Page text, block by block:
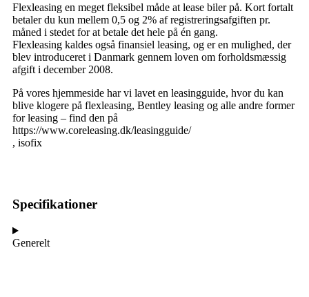
Flexleasing en meget fleksibel måde at lease biler på. Kort fortalt
betaler du kun mellem 0,5 og 2% af registreringsafgiften pr.
måned i stedet for at betale det hele på én gang.
Flexleasing kaldes også finansiel leasing, og er en mulighed, der
blev introduceret i Danmark gennem loven om forholdsmæssig
afgift i december 2008.
På vores hjemmeside har vi lavet en leasingguide, hvor du kan
blive klogere på flexleasing, Bentley leasing og alle andre former
for leasing – find den på
https://www.coreleasing.dk/leasingguide/
, isofix
Specifikationer
Generelt